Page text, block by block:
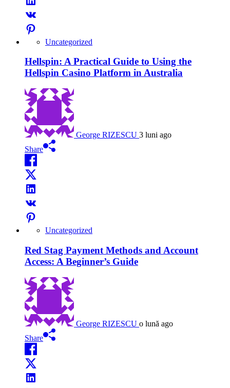
Uncategorized
Hellspin: A Practical Guide to Using the
Hellspin Casino Platform in Australia
George RIZESCU 3 luni ago
Share
Uncategorized
Red Stag Payment Methods and Account
Access: A Beginner’s Guide
George RIZESCU o lună ago
Share